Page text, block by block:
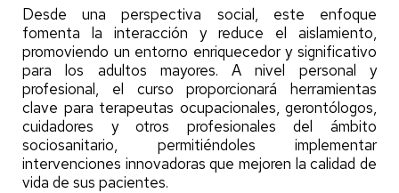
Desde una perspectiva social, este enfoque
fomenta la interacción y reduce el aislamiento,
promoviendo un entorno enriquecedor y significativo
para los adultos mayores. A nivel personal y
profesional, el curso proporcionará herramientas
clave para terapeutas ocupacionales, gerontólogos,
cuidadores y otros profesionales del ámbito
sociosanitario, permitiéndoles implementar
intervenciones innovadoras que mejoren la calidad de
vida de sus pacientes.